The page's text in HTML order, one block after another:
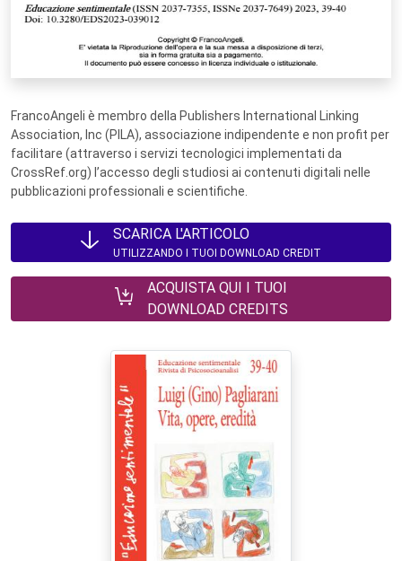
FrancoAngeli è membro della Publishers International Linking
Association, Inc (PILA), associazione indipendente e non profit per
facilitare (attraverso i servizi tecnologici implementati da
CrossRef.org) l’accesso degli studiosi ai contenuti digitali nelle
pubblicazioni professionali e scientifiche.
SCARICA L'ARTICOLO
UTILIZZANDO I TUOI DOWNLOAD CREDIT
ACQUISTA QUI I TUOI
DOWNLOAD CREDITS